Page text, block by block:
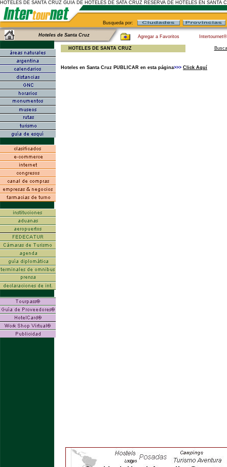
HOTELES DE SANTA CRUZ GUIA DE HOTELES DE SATA CRUZ RESERVA DE HOTELES EN SANTA
Busqueda por:
Hoteles de Santa Cruz Agregar a Favoritos
HOTELES DE SANTA CRUZ
Hoteles en Santa Cruz PUBLICAR en esta página>>> Click Aquí